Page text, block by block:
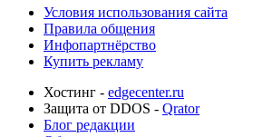
Условия использования сайта
Правила общения
Инфопартнёрство
Купить рекламу
Хостинг - edgecenter.ru
Защита от DDOS - Qrator
Блог редакции